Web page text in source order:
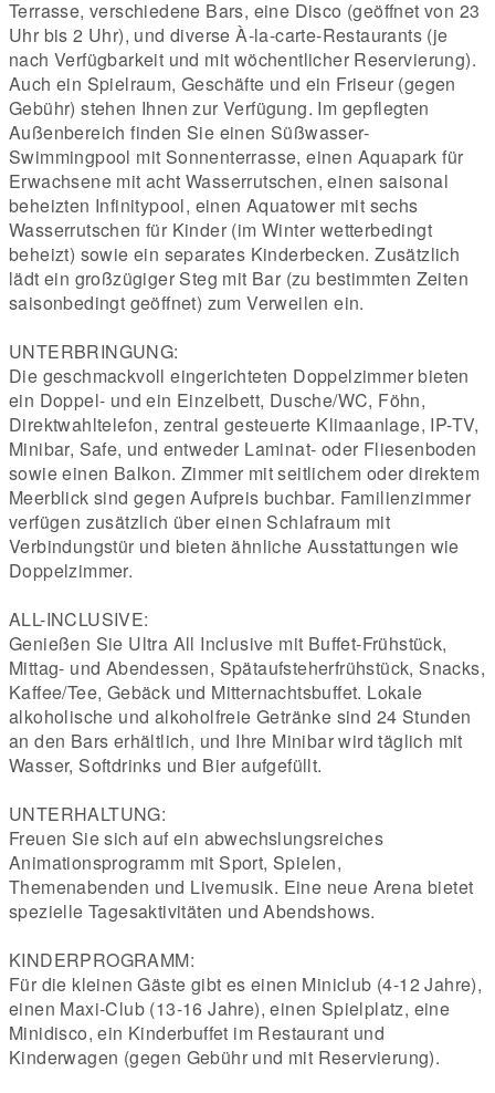
Terrasse, verschiedene Bars, eine Disco (geöffnet von 23
Uhr bis 2 Uhr), und diverse À-la-carte-Restaurants (je
nach Verfügbarkeit und mit wöchentlicher Reservierung).
Auch ein Spielraum, Geschäfte und ein Friseur (gegen
Gebühr) stehen Ihnen zur Verfügung. Im gepflegten
Außenbereich finden Sie einen Süßwasser-
Swimmingpool mit Sonnenterrasse, einen Aquapark für
Erwachsene mit acht Wasserrutschen, einen saisonal
beheizten Infinitypool, einen Aquatower mit sechs
Wasserrutschen für Kinder (im Winter wetterbedingt
beheizt) sowie ein separates Kinderbecken. Zusätzlich
lädt ein großzügiger Steg mit Bar (zu bestimmten Zeiten
saisonbedingt geöffnet) zum Verweilen ein.
UNTERBRINGUNG:
Die geschmackvoll eingerichteten Doppelzimmer bieten
ein Doppel- und ein Einzelbett, Dusche/WC, Föhn,
Direktwahltelefon, zentral gesteuerte Klimaanlage, IP-TV,
Minibar, Safe, und entweder Laminat- oder Fliesenboden
sowie einen Balkon. Zimmer mit seitlichem oder direktem
Meerblick sind gegen Aufpreis buchbar. Familienzimmer
verfügen zusätzlich über einen Schlafraum mit
Verbindungstür und bieten ähnliche Ausstattungen wie
Doppelzimmer.
ALL-INCLUSIVE:
Genießen Sie Ultra All Inclusive mit Buffet-Frühstück,
Mittag- und Abendessen, Spätaufsteherfrühstück, Snacks,
Kaffee/Tee, Gebäck und Mitternachtsbuffet. Lokale
alkoholische und alkoholfreie Getränke sind 24 Stunden
an den Bars erhältlich, und Ihre Minibar wird täglich mit
Wasser, Softdrinks und Bier aufgefüllt.
UNTERHALTUNG:
Freuen Sie sich auf ein abwechslungsreiches
Animationsprogramm mit Sport, Spielen,
Themenabenden und Livemusik. Eine neue Arena bietet
spezielle Tagesaktivitäten und Abendshows.
KINDERPROGRAMM:
Für die kleinen Gäste gibt es einen Miniclub (4-12 Jahre),
einen Maxi-Club (13-16 Jahre), einen Spielplatz, eine
Minidisco, ein Kinderbuffet im Restaurant und
Kinderwagen (gegen Gebühr und mit Reservierung).